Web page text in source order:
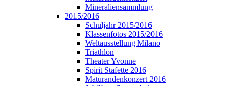
Mineraliensammlung
2015/2016
Schuljahr 2015/2016
Klassenfotos 2015/2016
Weltausstellung Milano
Triathlon
Theater Yvonne
Spirit Stafette 2016
Maturandenkonzert 2016